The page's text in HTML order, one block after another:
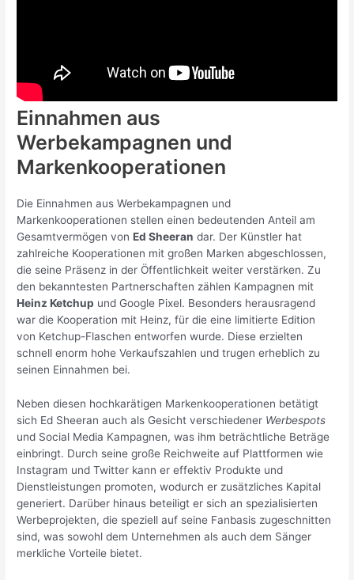
Einnahmen aus
Werbekampagnen und
Markenkooperationen
Die Einnahmen aus Werbekampagnen und
Markenkooperationen stellen einen bedeutenden Anteil am
Gesamtvermögen vonEd Sheeran dar. Der Künstler hat
zahlreiche Kooperationen mit großen Marken abgeschlossen,
die seine Präsenz in der Öffentlichkeit weiter verstärken. Zu
den bekanntesten Partnerschaften zählen Kampagnen mit
Heinz Ketchup und Google Pixel. Besonders herausragend
war die Kooperation mit Heinz, für die eine limitierte Edition
von Ketchup-Flaschen entworfen wurde. Diese erzielten
schnell enorm hohe Verkaufszahlen und trugen erheblich zu
seinen Einnahmen bei.
Neben diesen hochkarätigen Markenkooperationen betätigt
sich Ed Sheeran auch als Gesicht verschiedener Werbespots
und Social Media Kampagnen, was ihm beträchtliche Beträge
einbringt. Durch seine große Reichweite auf Plattformen wie
Instagram und Twitter kann er effektiv Produkte und
Dienstleistungen promoten, wodurch er zusätzliches Kapital
generiert. Darüber hinaus beteiligt er sich an spezialisierten
Werbeprojekten, die speziell auf seine Fanbasis zugeschnitten
sind, was sowohl dem Unternehmen als auch dem Sänger
merkliche Vorteile bietet.